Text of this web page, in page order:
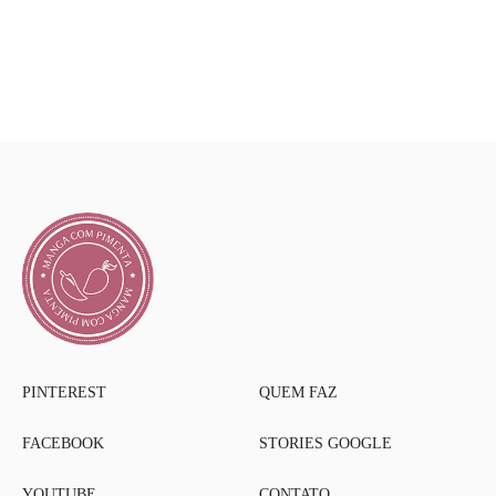
PINTEREST
FACEBOOK
QUEM FAZ
STORIES GOOGLE